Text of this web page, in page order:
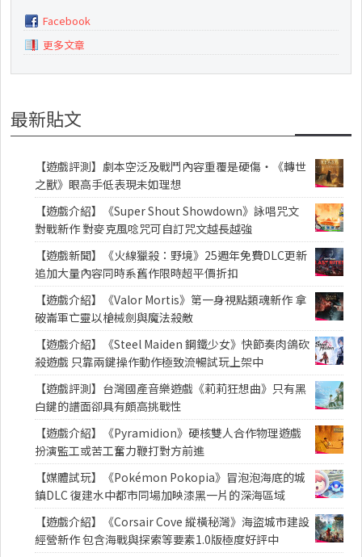
Facebook
更多文章
最新貼文
【遊戲評測】劇本空泛及戰鬥內容重覆是硬傷・《轉世
之獸》眼高手低表現未如理想
【遊戲介紹】《Super Shout Showdown》詠唱咒文
對戰新作 對麥克風唸咒可自訂咒文越長越強
【遊戲新聞】《火線獵殺：野境》25週年免費DLC更新
追加大量內容同時系舊作限時超平價折扣
【遊戲介紹】《Valor Mortis》第一身視點類魂新作 拿
破崙軍亡靈以槍械劍與魔法殺敵
【遊戲介紹】《Steel Maiden 鋼鐵少女》快節奏肉鴿砍
殺遊戲 只靠兩鍵操作動作極致流暢試玩上架中
【遊戲評測】台灣國產音樂遊戲《莉莉狂想曲》只有黑
白鍵的譜面卻具有頗高挑戰性
【遊戲介紹】《Pyramidion》硬核雙人合作物理遊戲
扮演監工或苦工奮力鞭打對方前進
【媒體試玩】《Pokémon Pokopia》冒泡泡海底的城
鎮DLC 復建水中都市同場加映漆黑一片的深海區域
【遊戲介紹】《Corsair Cove 縱橫秘灣》海盜城市建設
經營新作 包含海戰與探索等要素1.0版極度好評中